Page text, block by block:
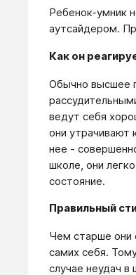
Ребенок-умник
аутсайдером.
Как он
Обычно высшее
ведут себя
они утрачивают
нее -
школе, они
состояние.
Правильный
Чем старше они
самих себя.
случае неудач